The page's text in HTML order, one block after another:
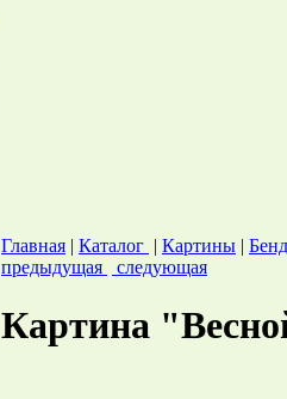
Главная | Каталог | Картины |
предыдущая
следующая
Картина